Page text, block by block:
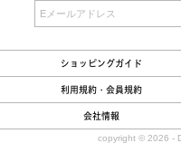
ショッピングガイド
利用規約・会員規約
会社情報
copyright © 2026 -